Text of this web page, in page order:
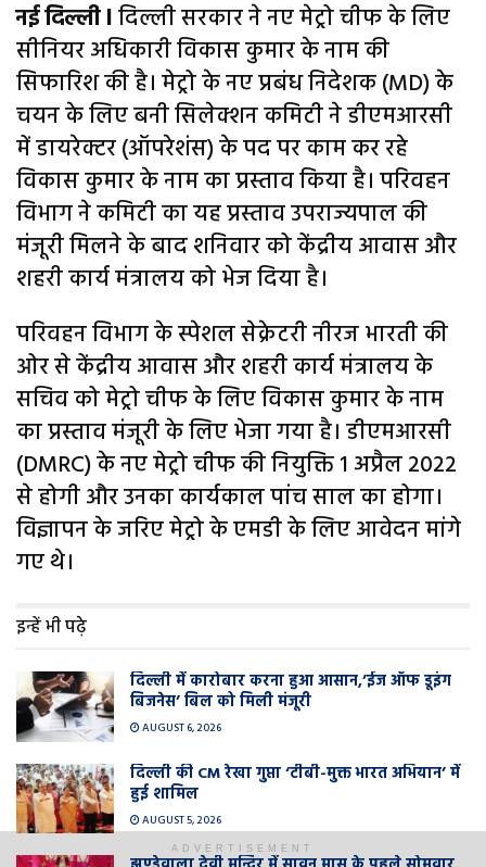
नई दिल्ली lदिल्ली सरकार ने नए मेट्रो चीफ के लिए
सीनियर अधिकारी विकास कुमार के नाम की
सिफारिश की है। मेट्रो के नए प्रबंध निदेशक (MD) के
चयन के लिए बनी सिलेक्शन कमिटी ने डीएमआरसी
में डायरेक्टर (ऑपरेशंस) के पद पर काम कर रहे
विकास कुमार के नाम का प्रस्ताव किया है। परिवहन
विभाग ने कमिटी का यह प्रस्ताव उपराज्यपाल की
मंजूरी मिलने के बाद शनिवार को केंद्रीय आवास और
शहरी कार्य मंत्रालय को भेज दिया है।
परिवहन विभाग के स्पेशल सेक्रेटरी नीरज भारती की
ओर से केंद्रीय आवास और शहरी कार्य मंत्रालय के
सचिव को मेट्रो चीफ के लिए विकास कुमार के नाम
का प्रस्ताव मंजूरी के लिए भेजा गया है। डीएमआरसी
(DMRC) के नए मेट्रो चीफ की नियुक्ति 1 अप्रैल 2022
से होगी और उनका कार्यकाल पांच साल का होगा।
विज्ञापन के जरिए मेट्रो के एमडी के लिए आवेदन मांगे
गए थे।
इन्हें भी पढ़े
दिल्ली में कारोबार करना हुआ आसान,’ईज ऑफ डूइंग
बिजनेस’ बिल को मिली मंजूरी
AUGUST 6, 2026
दिल्ली की CM रेखा गुप्ता ‘टीबी-मुक्त भारत अभियान’ में
हुई शामिल
AUGUST 5, 2026
ADVERTISEMENT